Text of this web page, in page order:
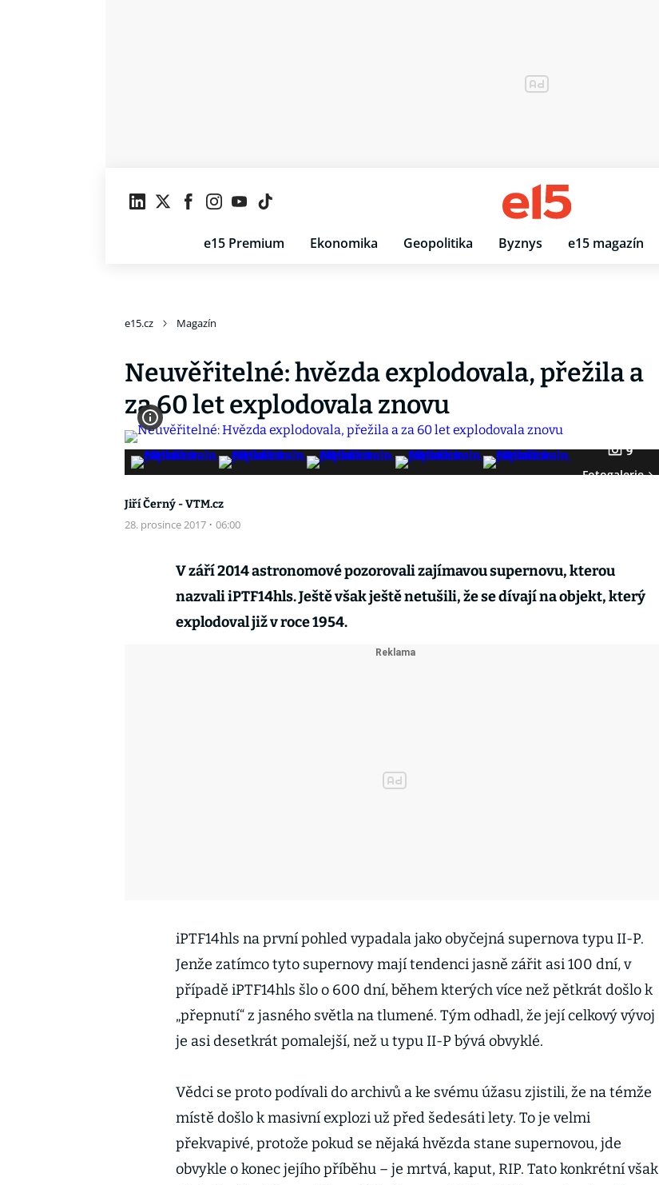
e15 Premium Ekonomika Geopolitika Byznys e15 magazín
e15.cz Magazín
Neuvěřitelné: hvězda explodovala, přežila a
za 60 let explodovala znovu
9
Fotogalerie
Jiří Černý - VTM.cz
28. prosince 2017 · 06:00
V září 2014 astronomové pozorovali zajímavou supernovu, kterou
nazvali iPTF14hls. Ještě však ještě netušili, že se dívají na objekt, který
explodoval již v roce 1954.
iPTF14hls na první pohled vypadala jako obyčejná supernova typu II-P.
Jenže zatímco tyto supernovy mají tendenci jasně zářit asi 100 dní, v
případě iPTF14hls šlo o 600 dní, během kterých více než pětkrát došlo k
„přepnutí“ z jasného světla na tlumené. Tým odhadl, že její celkový vývoj
je asi desetkrát pomalejší, než u typu II-P bývá obvyklé.
Vědci se proto podívali do archivů a ke svému úžasu zjistili, že na témže
místě došlo k masivní explozi už před šedesáti lety. To je velmi
překvapivé, protože pokud se nějaká hvězda stane supernovou, jde
obvykle o konec jejího příběhu – je mrtvá, kaput, RIP. Tato konkrétní však